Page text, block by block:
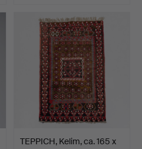
TEPPICH, Kelim, ca. 165 x